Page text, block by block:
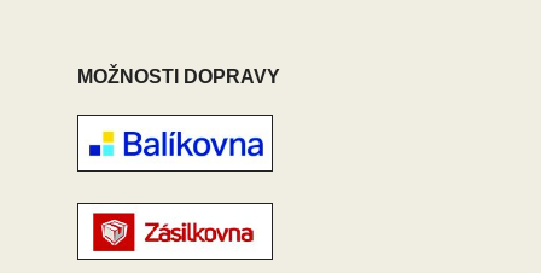
MOŽNOSTI DOPRAVY